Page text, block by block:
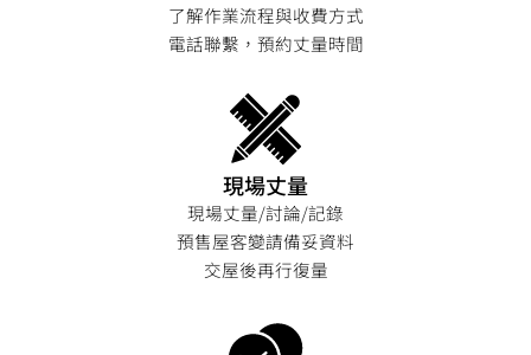
了解作業流程與收費方式
電話聯繫，預約丈量時間
現場丈量
現場丈量/討論/記錄
預售屋客變請備妥資料
交屋後再行復量